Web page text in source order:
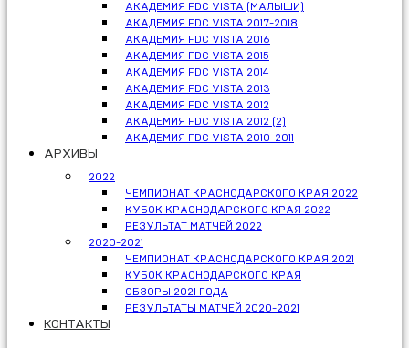
АКАДЕМИЯ FDC VISTA (МАЛЫШИ)
АКАДЕМИЯ FDC VISTA 2017-2018
АКАДЕМИЯ FDC VISTA 2016
АКАДЕМИЯ FDC VISTA 2015
АКАДЕМИЯ FDC VISTA 2014
АКАДЕМИЯ FDC VISTA 2013
АКАДЕМИЯ FDC VISTA 2012
АКАДЕМИЯ FDC VISTA 2012 (2)
АКАДЕМИЯ FDC VISTA 2010-2011
АРХИВЫ
2022
ЧЕМПИОНАТ КРАСНОДАРСКОГО КРАЯ 2022
КУБОК КРАСНОДАРСКОГО КРАЯ 2022
РЕЗУЛЬТАТ МАТЧЕЙ 2022
2020-2021
ЧЕМПИОНАТ КРАСНОДАРСКОГО КРАЯ 2021
КУБОК КРАСНОДАРСКОГО КРАЯ
ОБЗОРЫ 2021 ГОДА
РЕЗУЛЬТАТЫ МАТЧЕЙ 2020-2021
КОНТАКТЫ